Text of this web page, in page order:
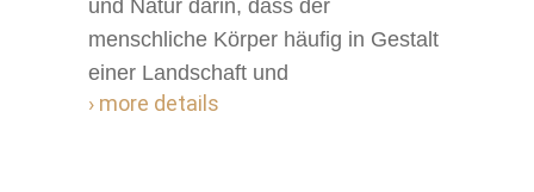
und Natur darin, dass der
menschliche Körper häufig in Gestalt
einer Landschaft und
› more details